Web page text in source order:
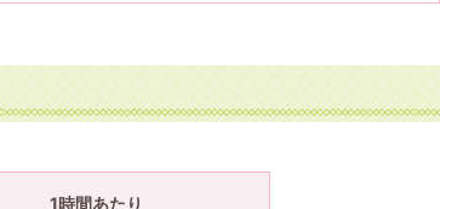
1時間あたり